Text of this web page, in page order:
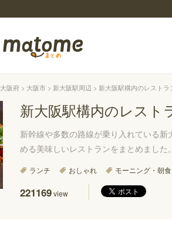
大阪府 大阪市 新大阪駅周辺 新大阪駅構内のレスト
新大阪駅構内のレスト
新幹線や多数の路線が乗り入れている
める美味しいレストランをまとめまし
ランチ おしゃれ モーニング・朝食
221169view